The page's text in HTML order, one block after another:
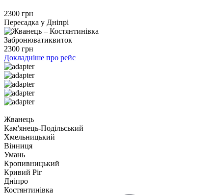
2300 грн
Пересадка у Дніпрі
Забронюватиквиток
2300 грн
Докладніше про рейс
Жванець
Кам'янець-Подільський
Хмельницький
Вінниця
Умань
Кропивницький
Кривий Ріг
Дніпро
Костянтинівка